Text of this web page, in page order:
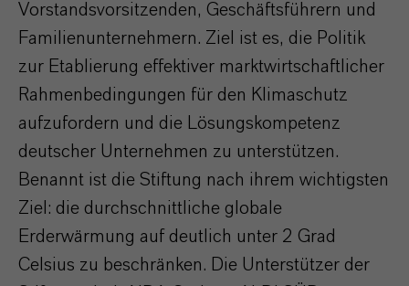
Vorstandsvorsitzenden, Geschäftsführern und
Familienunternehmern. Ziel ist es, die Politik
zur Etablierung effektiver marktwirtschaftlicher
Rahmenbedingungen für den Klimaschutz
aufzufordern und die Lösungskompetenz
deutscher Unternehmen zu unterstützen.
Benannt ist die Stiftung nach ihrem wichtigsten
Ziel: die durchschnittliche globale
Erderwärmung auf deutlich unter 2 Grad
Celsius zu beschränken. Die Unterstützer der